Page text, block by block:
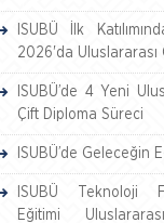
ISUBÜ İlk
2026'da Uluslararası
ISUBÜ’de 4 Yeni
Çift Diploma Süreci
ISUBÜ’de Geleceğin
ISUBÜ Teknoloji
Eğitimi